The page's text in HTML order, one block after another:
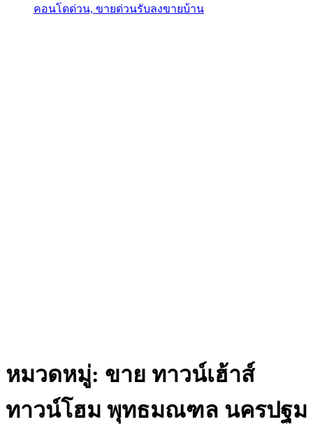
คอนโดด่วน, ขายด่วนรับลงขายบ้าน
หมวดหมู่: ขาย ทาวน์เฮ้าส์
ทาวน์โฮม พุทธมณฑล นครปฐม